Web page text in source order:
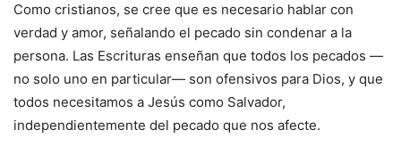
Como cristianos, se cree que es necesario hablar con
verdad y amor, señalando el pecado sin condenar a la
persona. Las Escrituras enseñan que todos los pecados —
no solo uno en particular— son ofensivos para Dios, y que
todos necesitamos a Jesús como Salvador,
independientemente del pecado que nos afecte.